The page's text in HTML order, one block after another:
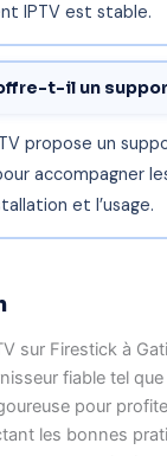
IPTV est stable.
offre-t-il un
propose un
accompagner
et l’usage.
sur Firestick à
fiable tel
pour
les bonnes